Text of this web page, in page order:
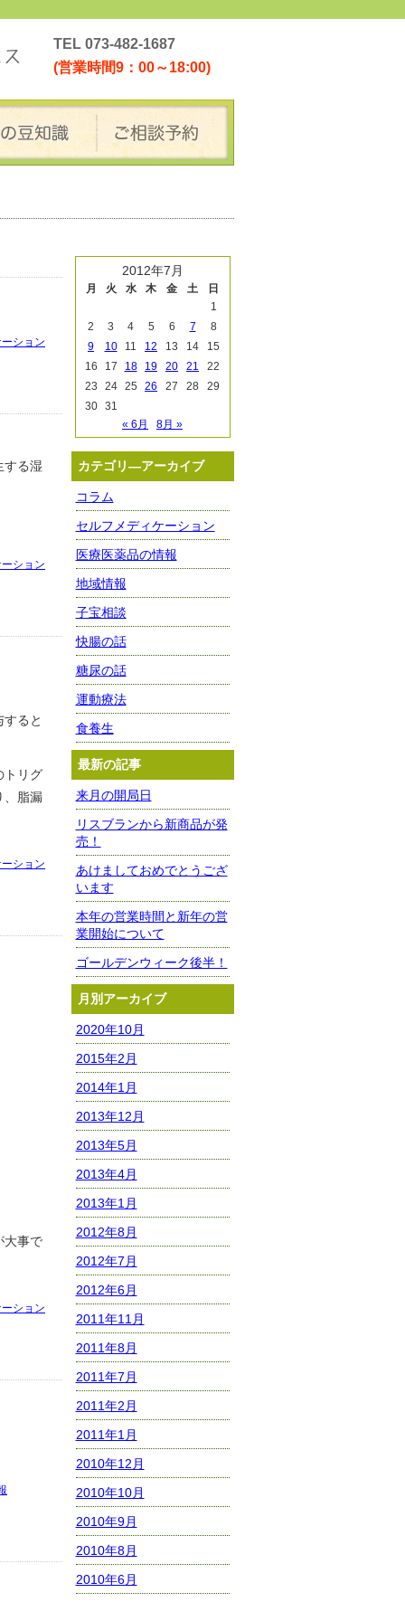
TEL 073-482-1687
(営業時間9：00～18:00)
ション
する湿
ション
ると
トリグ
、脂漏
ション
大事で
ション
2012年7月
月 火 水 木 金 土
日
1
2
3 4 5 6 7
8
9
10 11 12 13 14
15
16
17 18 19 20 21
22
23
24 25 26 27 28
29
30
31
« 6月
8月 »
カテゴリ―アーカイブ
コラム
セルフメディケーション
医療医薬品の情報
地域情報
子宝相談
快腸の話
糖尿の話
運動療法
食養生
最新の記事
来月の開局日
リスブランから新商品が発
売！
あけましておめでとうござ
います
本年の営業時間と新年の営
業開始について
ゴールデンウィーク後半！
月別アーカイブ
2020年10月
2015年2月
2014年1月
2013年12月
2013年5月
2013年4月
2013年1月
2012年8月
2012年7月
2012年6月
2011年11月
2011年8月
2011年7月
2011年2月
2011年1月
2010年12月
2010年10月
2010年9月
2010年8月
2010年6月